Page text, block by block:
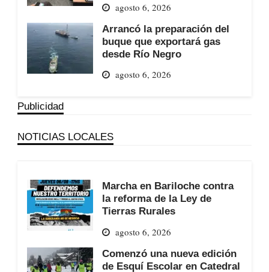
agosto 6, 2026
Arrancó la preparación del
buque que exportará gas
desde Río Negro
agosto 6, 2026
Publicidad
NOTICIAS LOCALES
Marcha en Bariloche contra
la reforma de la Ley de
Tierras Rurales
agosto 6, 2026
Comenzó una nueva edición
de Esquí Escolar en Catedral